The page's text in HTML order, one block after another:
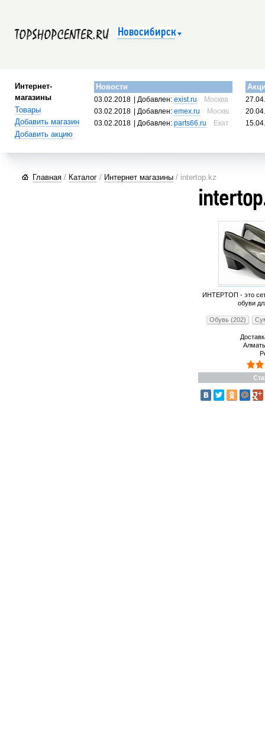
Новосибирск
Интернет-
магазины
Товары
Добавить магазин
Добавить акцию
Новости
03.02.2018 | Добавлен:exist.ru
Москва, Россия
03.02.2018
| Добавлен:emex.ru
Москва, Россия
03.02.2018
| Добавлен:parts66.ru Екатеринбург,
Главная / Каталог / Интернет магазины / intertop.kz
ИНТЕРТОП - это
обуви
Обувь (202)